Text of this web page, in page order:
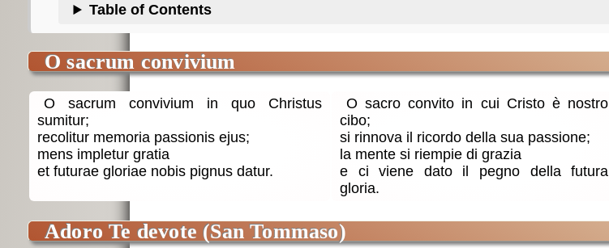
Table of Contents
O sacrum convivium
O sacrum convivium in quo Christus
sumitur;
recolitur memoria passionis ejus;
mens impletur gratia
et futurae gloriae nobis pignus datur.
O sacro convito in cui Cristo è nostro
cibo;
si rinnova il ricordo della sua passione;
la mente si riempie di grazia
e ci viene dato il pegno della futura
gloria.
Adoro Te devote (San Tommaso)